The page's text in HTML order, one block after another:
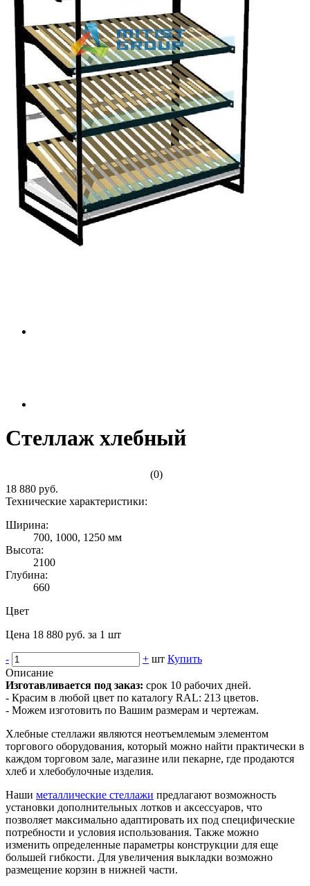
Стеллаж хлебный
(0)
18 880 руб.
Технические характеристики:
Ширина:
700, 1000, 1250 мм
Высота:
2100
Глубина:
660
Цвет
Цена 18 880 руб. за 1 шт
- + шт Купить
Описание
Изготавливается под заказ: срок 10 рабочих дней.
- Красим в любой цвет по каталогу RAL: 213 цветов.
- Можем изготовить по Вашим размерам и чертежам.
Хлебные стеллажи являются неотъемлемым элементом
торгового оборудования, который можно найти практически в
каждом торговом зале, магазине или пекарне, где продаются
хлеб и хлебобулочные изделия.
Наши металлические стеллажи предлагают возможность
установки дополнительных лотков и аксессуаров, что
позволяет максимально адаптировать их под специфические
потребности и условия использования. Также можно
изменить определенные параметры конструкции для еще
большей гибкости. Для увеличения выкладки возможно
размещение корзин в нижней части.